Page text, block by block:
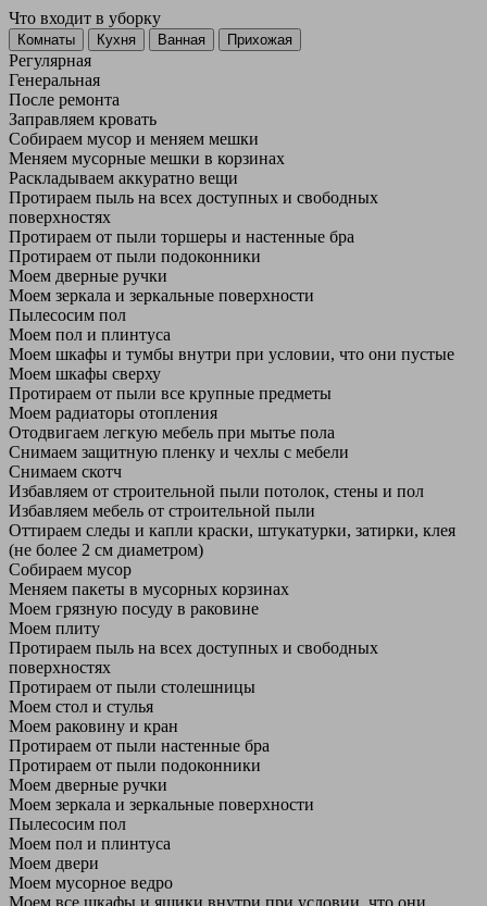
Что входит в уборку
Регу­лярная
Гене­ральная
После ремонта
Заправляем кровать
Собираем мусор и меняем мешки
Меняем мусорные мешки в корзинах
Раскладываем аккуратно вещи
Протираем пыль на всех доступных и свободных
поверхностях
Протираем от пыли торшеры и настенные бра
Протираем от пыли подоконники
Моем дверные ручки
Моем зеркала и зеркальные поверхности
Пылесосим пол
Моем пол и плинтуса
Моем шкафы и тумбы внутри при условии, что они пустые
Моем шкафы сверху
Протираем от пыли все крупные предметы
Моем радиаторы отопления
Отодвигаем легкую мебель при мытье пола
Снимаем защитную пленку и чехлы с мебели
Снимаем скотч
Избавляем от строительной пыли потолок, стены и пол
Избавляем мебель от строительной пыли
Оттираем следы и капли краски, штукатурки, затирки, клея
(не более 2 см диаметром)
Собираем мусор
Меняем пакеты в мусорных корзинах
Моем грязную посуду в раковине
Моем плиту
Протираем пыль на всех доступных и свободных
поверхностях
Протираем от пыли столешницы
Моем стол и стулья
Моем раковину и кран
Протираем от пыли настенные бра
Протираем от пыли подоконники
Моем дверные ручки
Моем зеркала и зеркальные поверхности
Пылесосим пол
Моем пол и плинтуса
Моем двери
Моем мусорное ведро
Моем все шкафы и ящики внутри при условии, что они